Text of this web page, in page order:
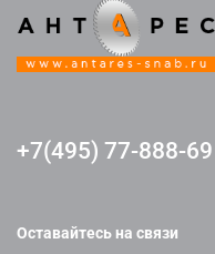
+7(495) 77-888-69
Оставайтесь на связи